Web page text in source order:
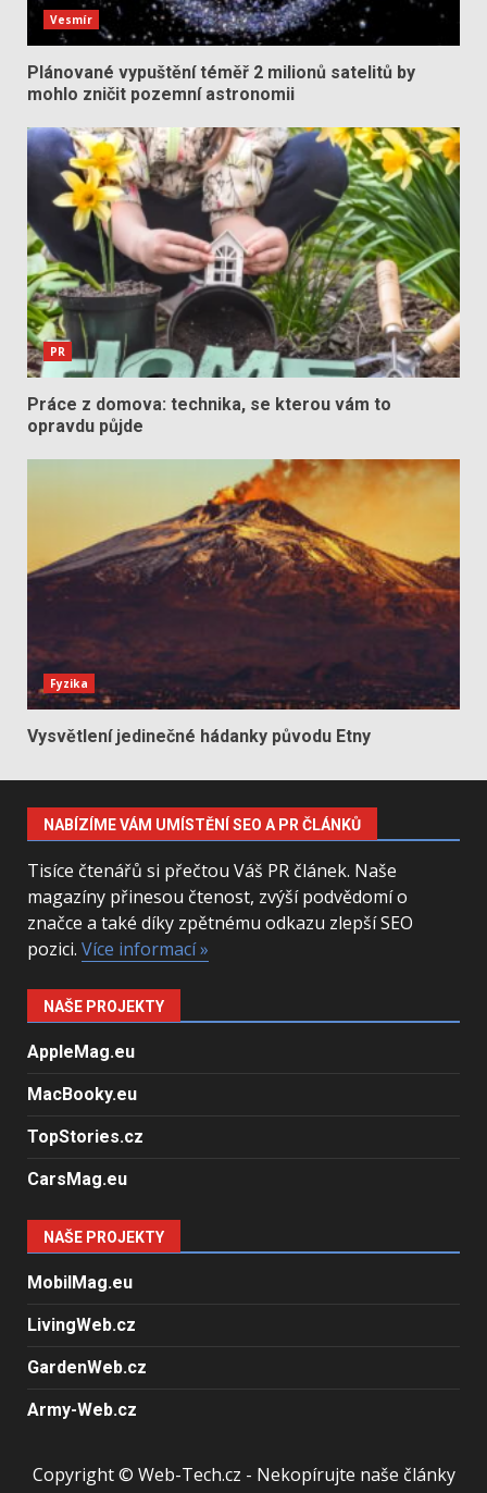
Vesmír
Plánované vypuštění téměř 2 milionů satelitů by
mohlo zničit pozemní astronomii
PR
Práce z domova: technika, se kterou vám to
opravdu půjde
Fyzika
Vysvětlení jedinečné hádanky původu Etny
NABÍZÍME VÁM UMÍSTĚNÍ SEO A PR ČLÁNKŮ
Tisíce čtenářů si přečtou Váš PR článek. Naše
magazíny přinesou čtenost, zvýší podvědomí o
značce a také díky zpětnému odkazu zlepší SEO
pozici. Více informací »
NAŠE PROJEKTY
AppleMag.eu
MacBooky.eu
TopStories.cz
CarsMag.eu
NAŠE PROJEKTY
MobilMag.eu
LivingWeb.cz
GardenWeb.cz
Army-Web.cz
Copyright © Web-Tech.cz - Nekopírujte naše články